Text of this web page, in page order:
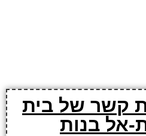
קשר של בית
אל בנות